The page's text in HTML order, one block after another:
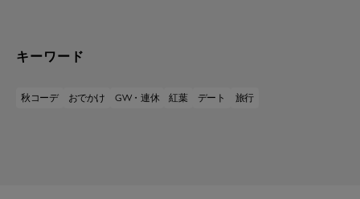
キーワード
秋コーデ おでかけ GW・連休 紅葉 デート 旅行